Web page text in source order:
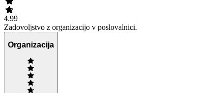
4.99
Zadovoljstvo z organizacijo v poslovalnici.
Organizacija